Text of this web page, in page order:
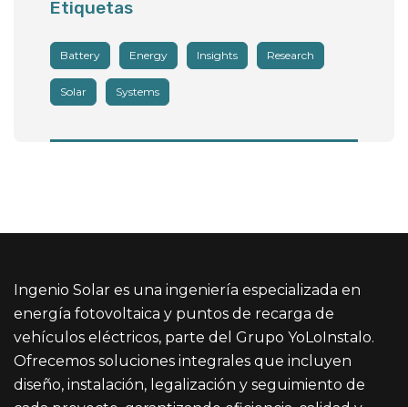
Etiquetas
Battery Energy Insights Research
Solar Systems
Ingenio Solar es una ingeniería especializada en
energía fotovoltaica y puntos de recarga de
vehículos eléctricos, parte del Grupo YoLoInstalo.
Ofrecemos soluciones integrales que incluyen
diseño, instalación, legalización y seguimiento de